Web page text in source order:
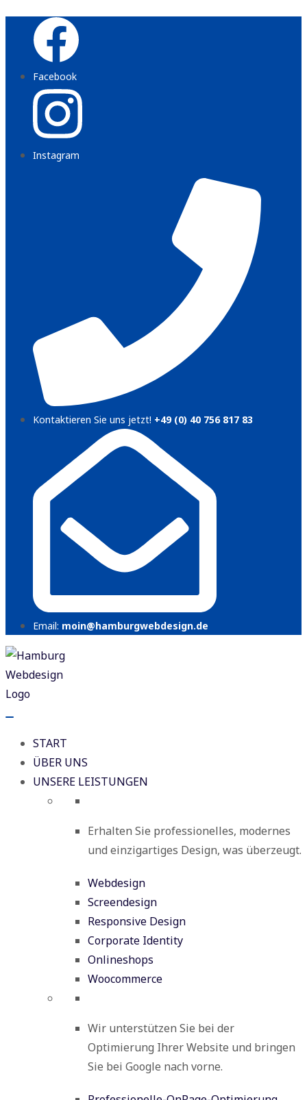
Zum
Inhalt
wechseln
Facebook
Instagram
Kontaktieren Sie uns jetzt! +49 (0) 40 756 817 83
Email: moin@hamburgwebdesign.de
START
ÜBER UNS
UNSERE LEISTUNGEN
Erhalten Sie professionelles, modernes
und einzigartiges Design, was überzeugt.
Webdesign
Screendesign
Responsive Design
Corporate Identity
Onlineshops
Woocommerce
Wir unterstützen Sie bei der
Optimierung Ihrer Website und bringen
Sie bei Google nach vorne.